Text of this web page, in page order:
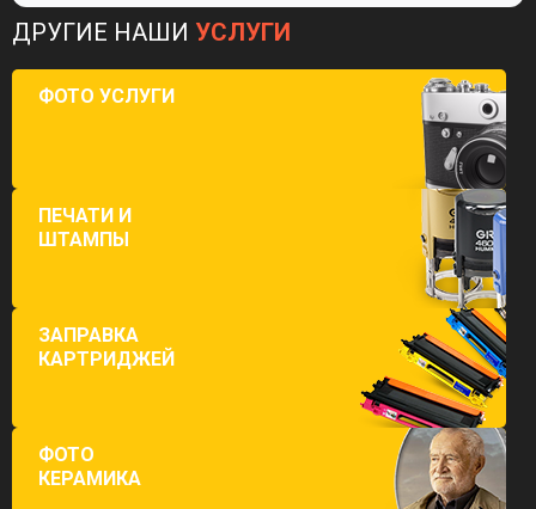
ДРУГИЕ НАШИ УСЛУГИ
ФОТО УСЛУГИ
ПЕЧАТИ И
ШТАМПЫ
ЗАПРАВКА
КАРТРИДЖЕЙ
ФОТО
КЕРАМИКА